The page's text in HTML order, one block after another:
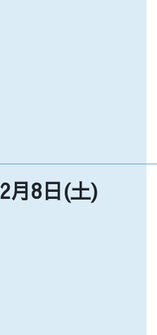
2月8日(土)